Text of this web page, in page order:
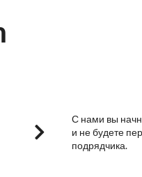
С нами вы
и не будете
подрядчика.